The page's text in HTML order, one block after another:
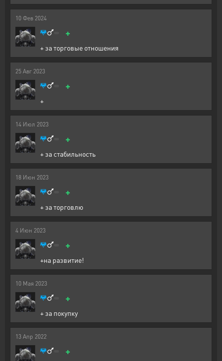
10 Фев 2024
+
+ за торговые отношения
25 Авг 2023
+
+
14 Июл 2023
+
+ за стабильность
18 Июн 2023
+
+ за торговлю
4 Июн 2023
+
+на развитие!
10 Мая 2023
+
+ за покупку
13 Апр 2022
+